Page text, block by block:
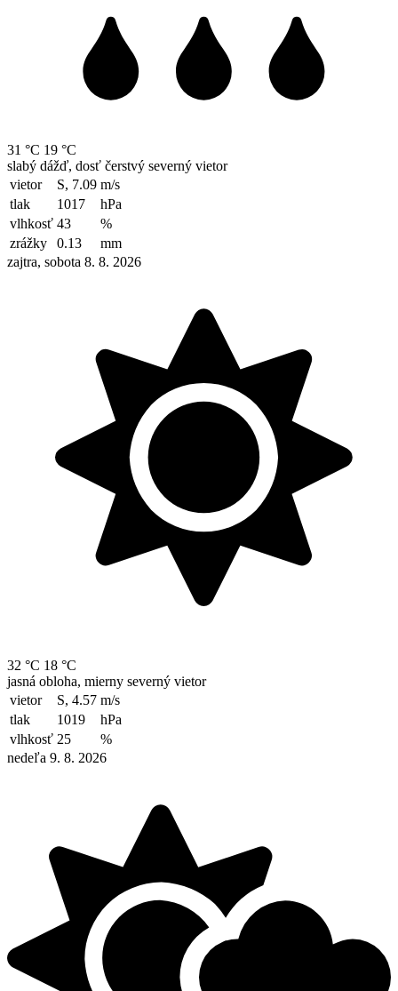
31 °C 19 °C
slabý dážď, dosť čerstvý severný vietor
vietor
S, 7.09 m/s
tlak
1017
hPa
vlhkosť 43
%
zrážky
0.13
mm
zajtra, sobota 8. 8. 2026
32 °C 18 °C
jasná obloha, mierny severný vietor
vietor
S, 4.57 m/s
tlak
1019
hPa
vlhkosť 25
%
nedeľa 9. 8. 2026